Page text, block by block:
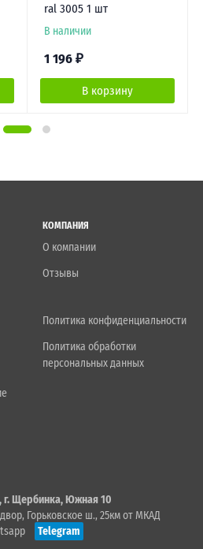
ral 3005 1 шт
В наличии
1 196 ₽
В корзину
КОМПАНИЯ
О компании
Отзывы
Политика конфиденциальности
Политика обработки
персональных данных
, г. Щербинка, Южная 10
Горьковское ш., 25км от МКАД
Telegram